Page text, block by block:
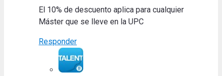
El 10% de descuento aplica para cualquier
Máster que se lleve en la UPC
Responder